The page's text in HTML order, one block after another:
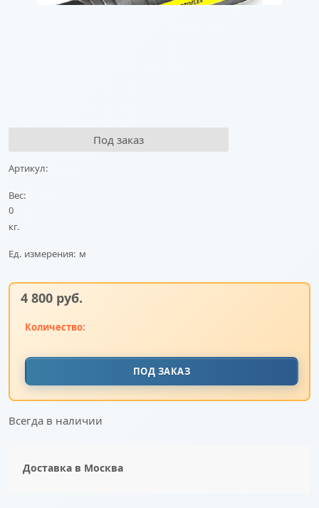
Под заказ
Артикул:
Вес:
0
кг.
Ед. измерения: м
4 800 руб.
Количество:
ПОД ЗАКАЗ
Всегда в наличии
Доставка в Москва